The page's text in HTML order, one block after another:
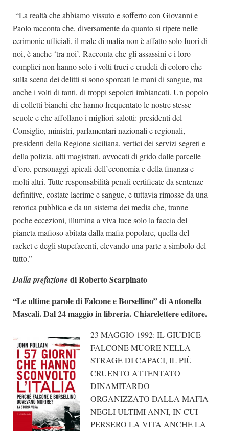
“La realtà che abbiamo vissuto e sofferto con Giovanni e
Paolo racconta che, diversamente da quanto si ripete nelle
cerimonie ufficiali, il male di mafia non è affatto solo fuori di
noi, è anche ‘tra noi’. Racconta che gli assassini e i loro
complici non hanno solo i volti truci e crudeli di coloro che
sulla scena dei delitti si sono sporcati le mani di sangue, ma
anche i volti di tanti, di troppi sepolcri imbiancati. Un popolo
di colletti bianchi che hanno frequentato le nostre stesse
scuole e che affollano i migliori salotti: presidenti del
Consiglio, ministri, parlamentari nazionali e regionali,
presidenti della Regione siciliana, vertici dei servizi segreti e
della polizia, alti magistrati, avvocati di grido dalle parcelle
d’oro, personaggi apicali dell’economia e della finanza e
molti altri. Tutte responsabilità penali certificate da sentenze
definitive, costate lacrime e sangue, e tuttavia rimosse da una
retorica pubblica e da un sistema dei media che, tranne
poche eccezioni, illumina a viva luce solo la faccia del
pianeta mafioso abitata dalla mafia popolare, quella del
racket e degli stupefacenti, elevando una parte a simbolo del
tutto.”
Dalla prefazionedi Roberto Scarpinato
“Le ultime parole di Falcone e Borsellino” di Antonella
Mascali. Dal 24 maggio in libreria. Chiarelettere editore.
23 MAGGIO 1992: IL GIUDICE
FALCONE MUORE NELLA
STRAGE DI CAPACI, IL PIÙ
CRUENTO ATTENTATO
DINAMITARDO
ORGANIZZATO DALLA MAFIA
NEGLI ULTIMI ANNI, IN CUI
PERSERO LA VITA ANCHE LA